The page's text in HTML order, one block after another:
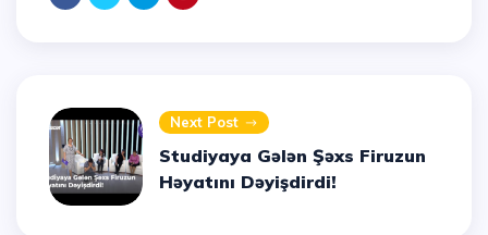
Next Post
Studiyaya Gələn Şəxs Firuzun
Həyatını Dəyişdirdi!